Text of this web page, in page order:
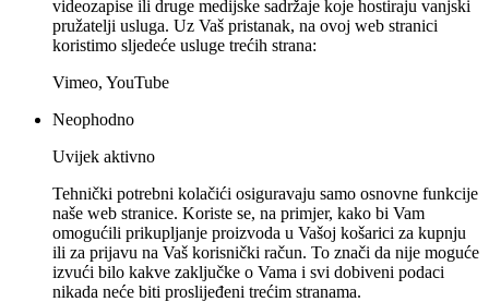
videozapise ili druge medijske sadržaje koje hostiraju vanjski
pružatelji usluga. Uz Vaš pristanak, na ovoj web stranici
koristimo sljedeće usluge trećih strana:
Vimeo, YouTube
Neophodno
Uvijek aktivno
Tehnički potrebni kolačići osiguravaju samo osnovne funkcije
naše web stranice. Koriste se, na primjer, kako bi Vam
omogućili prikupljanje proizvoda u Vašoj košarici za kupnju
ili za prijavu na Vaš korisnički račun. To znači da nije moguće
izvući bilo kakve zaključke o Vama i svi dobiveni podaci
nikada neće biti proslijeđeni trećim stranama.